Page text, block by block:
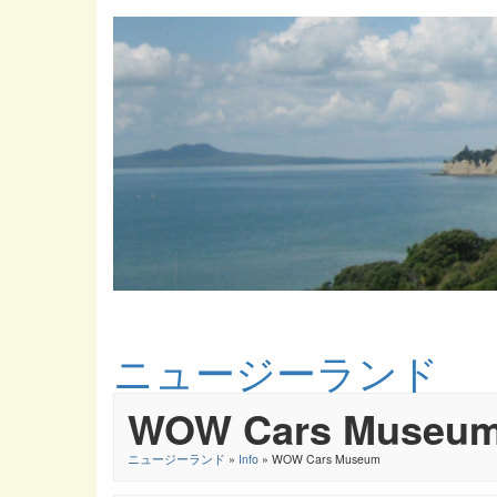
ニュージーランド
WOW Cars
ニュージーランド » Info » WOW Cars Museum